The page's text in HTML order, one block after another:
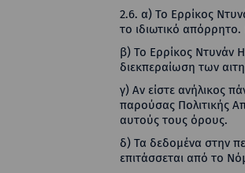
2.6. α) Το Ερρίκος
το ιδιωτικό
β) Το Ερρίκος Ντυνάν
διεκπεραίωση των
γ) Αν είστε ανήλικος
παρούσας Πολιτικής
αυτούς τους όρους.
δ) Τα δεδομένα στην
επιτάσσεται από το